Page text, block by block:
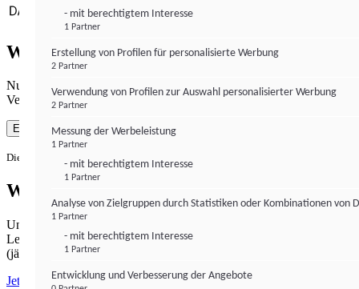
Wie gewohnt mit Werbung lesen
Nutzen Sie institutional-money.com mit Ihrer Zustimmung zur
Verwendung von Cookies für Webanalyse und Werbemaßnahmen.
Einverstanden
Die Zustimmung ist jederzeit widerrufbar.
Werbefrei lesen
Unabhängiger Journalismus hat seinen Preis.
Lesen Sie institutional-money.com PUR für 33,99€ pro Monat
(jährliche Abrechnung).
Jetzt abonnieren
- mit berechtigtem Interesse
1 Partner
Erstellung von Profilen für personalisierte Werbung
2 Partner
Verwendung von Profilen zur Auswahl personalisierter Werbung
2 Partner
Messung der Werbeleistung
1 Partner
- mit berechtigtem Interesse
1 Partner
Analyse von Zielgruppen durch Statistiken oder Kombinationen von
1 Partner
- mit berechtigtem Interesse
1 Partner
Entwicklung und Verbesserung der Angebote